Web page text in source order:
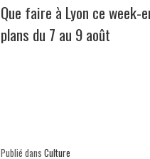
Que faire à Lyon ce week-
plans du 7 au 9 août
Publié dans Culture